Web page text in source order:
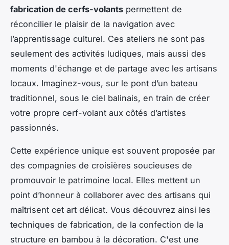
fabrication de cerfs-volants permettent de
réconcilier le plaisir de la navigation avec
l’apprentissage culturel. Ces ateliers ne sont pas
seulement des activités ludiques, mais aussi des
moments d'échange et de partage avec les artisans
locaux. Imaginez-vous, sur le pont d’un bateau
traditionnel, sous le ciel balinais, en train de créer
votre propre cerf-volant aux côtés d’artistes
passionnés.
Cette expérience unique est souvent proposée par
des compagnies de croisières soucieuses de
promouvoir le patrimoine local. Elles mettent un
point d’honneur à collaborer avec des artisans qui
maîtrisent cet art délicat. Vous découvrez ainsi les
techniques de fabrication, de la confection de la
structure en bambou à la décoration. C'est une